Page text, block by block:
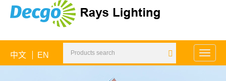
Toggle
中文 EN